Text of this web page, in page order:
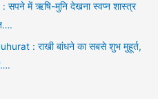
में ऋषि-मुनि देखना स्वप्न शास्त्र
: राखी बांधने का सबसे शुभ मुहूर्त,